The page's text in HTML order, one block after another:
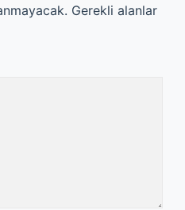
Gerekli alanlar